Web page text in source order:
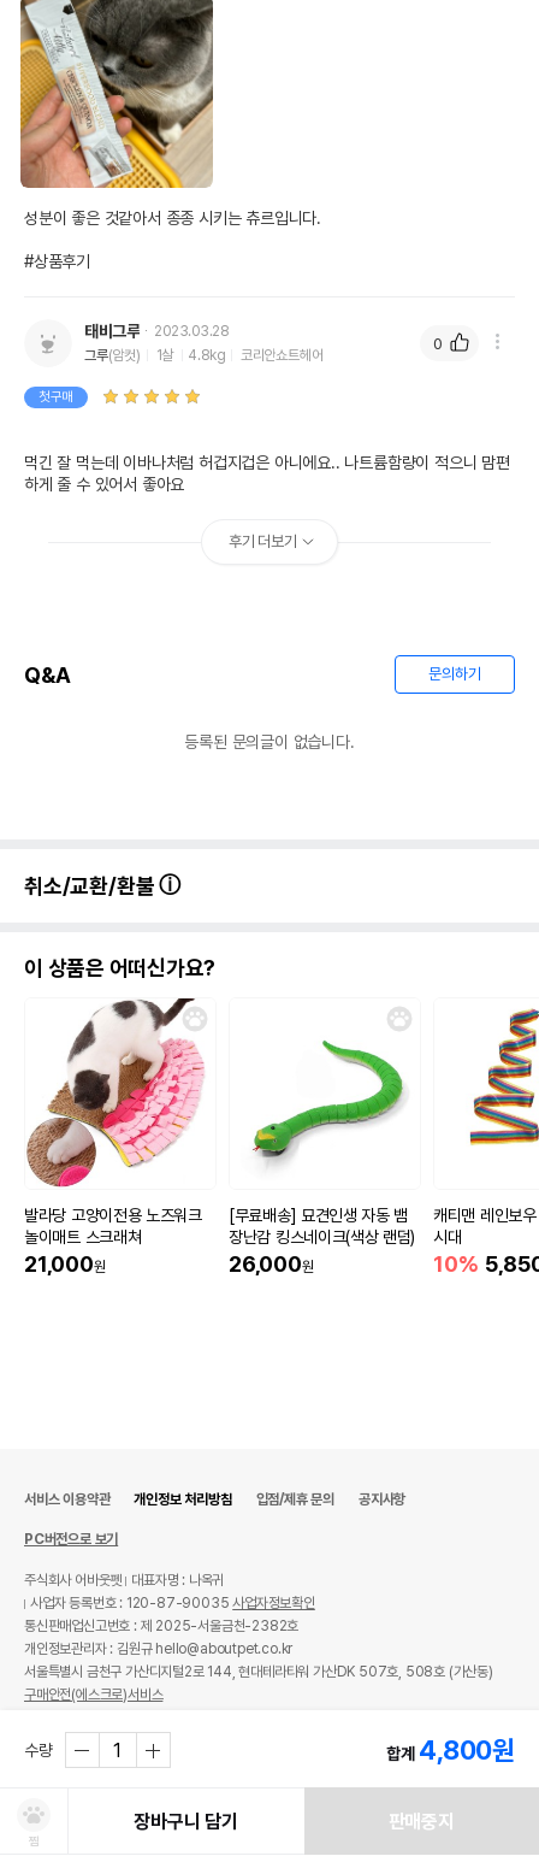
성분이 좋은 것같아서 종종 시키는 츄르입니다.
#상품후기
태비그루
2023.03.28
그루(암컷) 1살 4.8kg 코리안쇼트헤어
첫구매
먹긴 잘 먹는데 이바나처럼 허겁지겁은 아니에요.. 나트륨함량이 적으니 맘편
하게 줄 수 있어서 좋아요
0
후기 더보기
Q&A 문의하기
등록된 문의글이 없습니다.
취소/교환/환불
이 상품은 어떠신가요?
발라당 고양이전용 노즈워크
놀이매트 스크래쳐
21,000원
[무료배송] 묘견인생 자동 뱀
장난감 킹스네이크(색상 랜덤)
26,000원
캐티맨 레인보
시대
10%
수량 합계 4,800원
찜
장바구니 담기 판매중지
서비스 이용약관 개인정보 처리방침 입점/제휴 문의 공지사항
PC버전으로 보기
주식회사 어바웃펫
대표자명 : 나옥귀
사업자 등록번호 : 120-87-90035사업자정보확인
통신판매업신고번호 : 제 2025-서울금천-2382호
개인정보관리자 : 김원규 hello@aboutpet.co.kr
서울특별시 금천구 가산디지털2로 144, 현대테라타워 가산DK 507호, 508호 (가산동)
구매안전(에스크로)서비스